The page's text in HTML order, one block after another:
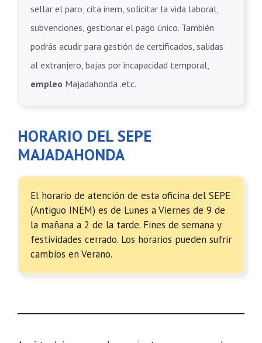
sellar el paro, cita inem, solicitar la vida laboral,
subvenciones, gestionar el pago único. También
podrás acudir para gestión de certificados, salidas
al extranjero, bajas por incapacidad temporal,
empleo Majadahonda .etc.
HORARIO DEL SEPE
MAJADAHONDA
El horario de atención de esta oficina del SEPE
(Antiguo INEM) es de Lunes a Viernes de 9 de
la mañana a 2 de la tarde. Fines de semana y
festividades cerrado. Los horarios pueden sufrir
cambios en Verano.